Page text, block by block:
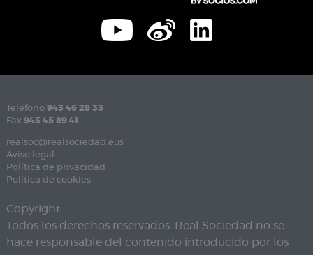
Teléfono 943 46 28 33
Fax 943 45 89 41
realsoc@realsociedad.eus
Aviso legal
Política de privacidad
Política de cookies
Copyright
Todos los derechos reservados. Real Sociedad no se
hace responsable del contenido introducido por los